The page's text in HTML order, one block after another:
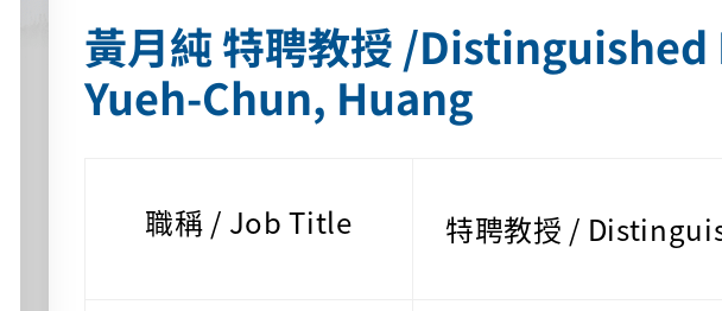
黃月純 特聘教授 /
Yueh-Chun, Huang
職稱 / Job Title 特聘教授 /